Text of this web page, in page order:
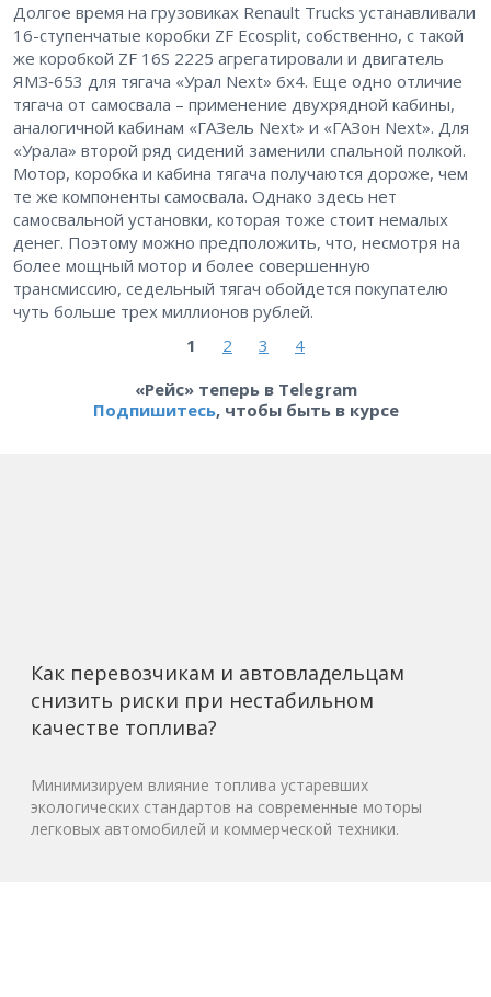
Долгое время на грузовиках Renault Trucks устанавливали
16-ступенчатые коробки ZF Ecosplit, собственно, с такой
же коробкой ZF 16S 2225 агрегатировали и двигатель
ЯМЗ‑653 для тягача «Урал Next» 6х4. Еще одно отличие
тягача от самосвала – ​применение двухрядной кабины,
аналогичной кабинам «ГАЗель Next» и «ГАЗон Next». Для
«Урала» второй ряд сидений заменили спальной полкой.
Мотор, коробка и кабина тягача получаются дороже, чем
те же компоненты самосвала. Однако здесь нет
самосвальной установки, которая тоже стоит немалых
денег. Поэтому можно предположить, что, несмотря на
более мощный мотор и более совершенную
трансмиссию, седельный тягач обойдется покупателю
чуть больше трех миллионов рублей.
1
2 3
4
«Рейс» теперь в Telegram
Подпишитесь, чтобы быть в курсе
Как перевозчикам и автовладельцам
снизить риски при нестабильном
качестве топлива?
Минимизируем влияние топлива устаревших
экологических стандартов на современные моторы
легковых автомобилей и коммерческой техники.